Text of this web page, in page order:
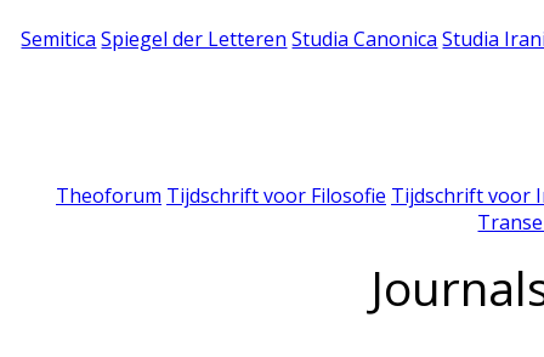
Semitica Spiegel der Letteren Studia Canonica Studia
Theoforum Tijdschrift voor Filosofie Tijdschrift voor